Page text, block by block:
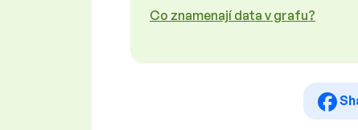
Co znamenají data v grafu?